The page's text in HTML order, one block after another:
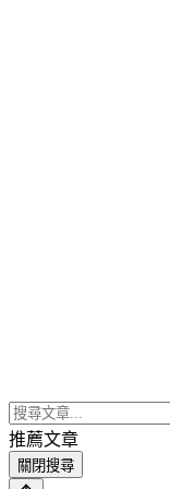
推薦文章
關閉搜尋